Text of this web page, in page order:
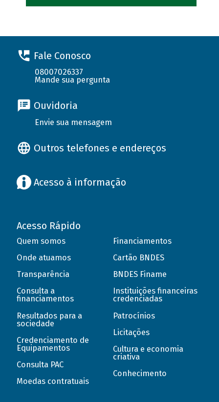
Fale Conosco
08007026337
Mande sua pergunta
Ouvidoria
Envie sua mensagem
Outros telefones e endereços
Acesso à informação
Acesso Rápido
Quem somos
Onde atuamos
Transparência
Consulta a
financiamentos
Resultados para a
sociedade
Credenciamento de
Equipamentos
Consulta PAC
Moedas contratuais
Financiamentos
Cartão BNDES
BNDES Finame
Instituições financeiras
credenciadas
Patrocínios
Licitações
Cultura e economia
criativa
Conhecimento